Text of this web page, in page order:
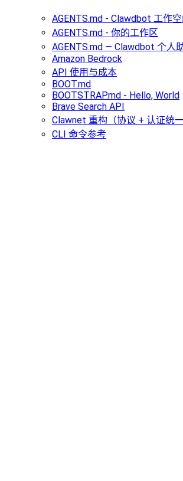
AGENTS.md - Clawdbot 工作空
AGENTS.md - 你的工作区
AGENTS.md — Clawdbot 个人
Amazon Bedrock
API 使用与成本
BOOT.md
BOOTSTRAP.md - Hello, World
Brave Search API
Clawnet 重构（协议 + 认证统一
CLI 命令参考